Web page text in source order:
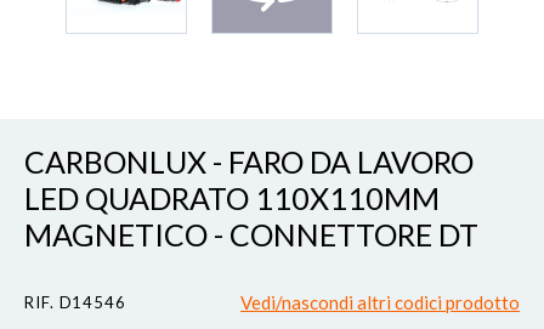
CARBONLUX - FARO DA LAVORO
LED QUADRATO 110X110MM
MAGNETICO - CONNETTORE DT
RIF. D14546 Vedi/nascondi altri codici prodotto